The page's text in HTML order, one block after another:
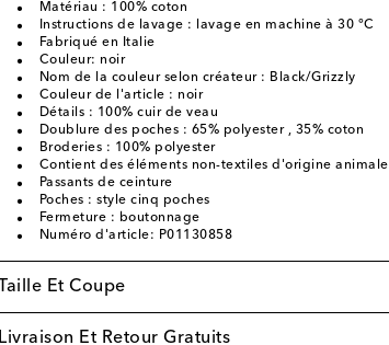
Matériau : 100% coton
Instructions de lavage : lavage en machine à 30 °C
Fabriqué en Italie
Couleur: noir
Nom de la couleur selon créateur : Black/Grizzly
Couleur de l'article : noir
Détails : 100% cuir de veau
Doublure des poches : 65% polyester , 35% coton
Broderies : 100% polyester
Contient des éléments non-textiles d'origine animale
Passants de ceinture
Poches : style cinq poches
Fermeture : boutonnage
Numéro d'article: P01130858
Taille Et Coupe
Livraison Et Retour Gratuits